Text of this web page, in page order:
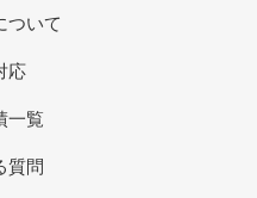
ついて
応
一覧
質問